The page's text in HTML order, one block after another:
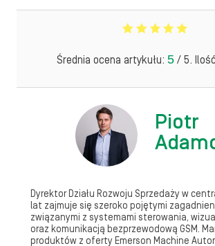
Średnia ocena artykułu: 5/ 5.
Piotr
Dyrektor Działu Rozwoju Sprzedaży w
lat zajmuje się szeroko pojętymi
związanymi z systemami sterowania,
oraz komunikacją bezprzewodową GSM.
produktów z oferty Emerson Machine